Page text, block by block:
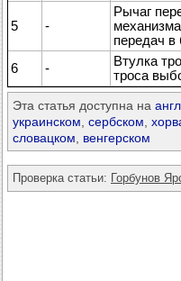
5 -
Рычаг
передач
6
-
Втулка
троса
Эта статья доступна на
украинском сербском
словацком
венгерском
Проверка статьи: Горбунов